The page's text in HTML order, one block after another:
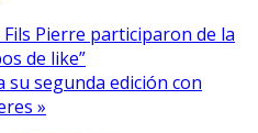
Pierre participaron de la
de like”
su segunda edición con
»